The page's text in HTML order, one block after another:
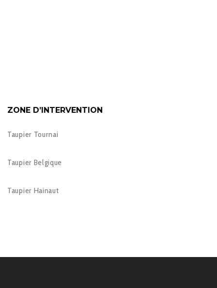
ZONE D’INTERVENTION
Taupier Tournai
Taupier Belgique
Taupier Hainaut